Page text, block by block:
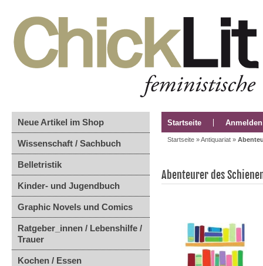
Neue Artikel im Shop
Wissenschaft / Sachbuch
Belletristik
Kinder- und Jugendbuch
Graphic Novels und Comics
Ratgeber_innen / Lebenshilfe /
Trauer
Kochen / Essen
Startseite Anmelden
Startseite »Antiquariat »
Abenteurer des